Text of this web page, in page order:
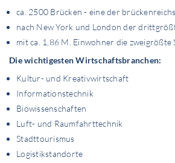
ca. 2500 Brücken - eine der
nach New York und London der
mit ca. 1,86 M. Einwohner die zweigrößte
Die wichtigesten Wirtschaftsbranchen:
Kultur- und Kreativwirtschaft
Informationstechnik
Biowissenschaften
Luft- und Raumfahrttechnik
Stadttourismus
Logistikstandorte